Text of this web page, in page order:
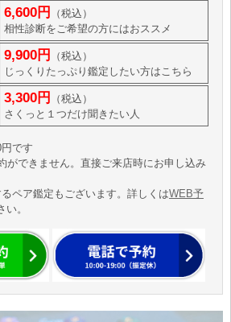
6,600円
（税込）
相性診断をご希望の方にはおススメ
9,900円
（税込）
じっくりたっぷり鑑定したい方はこちら
3,300円
（税込）
さくっと１つだけ聞きたい人
です
ができません。直接ご来店時にお申し込み
ペア鑑定もございます。詳しくはWEB予
。